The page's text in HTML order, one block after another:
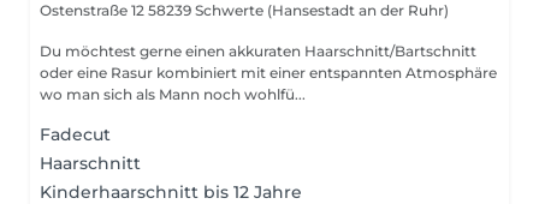
Ostenstraße 12 58239 Schwerte (Hansestadt an der Ruhr)
Du möchtest gerne einen akkuraten Haarschnitt/Bartschnitt
oder eine Rasur kombiniert mit einer entspannten Atmosphäre
wo man sich als Mann noch wohlfü...
Fadecut
Haarschnitt
Kinderhaarschnitt bis 12 Jahre